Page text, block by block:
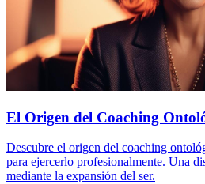
El Origen del Coaching
Descubre el origen del coaching
para ejercerlo profesionalmente. Una
mediante la expansión del ser.